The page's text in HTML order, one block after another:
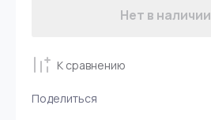
Нет в наличии
К сравнению
Поделиться